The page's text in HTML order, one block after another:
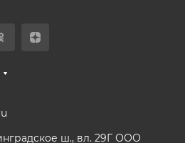
ш., вл. 29Г ООО